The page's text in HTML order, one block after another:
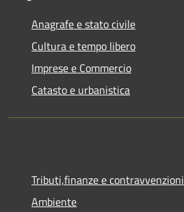
Anagrafe e stato civile
Cultura e tempo libero
Imprese e Commercio
Catasto e urbanistica
Tributi,finanze e contravvenzioni
Ambiente